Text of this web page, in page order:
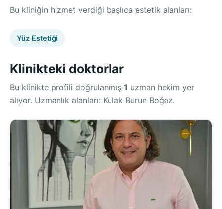
Bu kliniğin hizmet verdiği başlıca estetik alanları:
Yüz Estetiği
Klinikteki doktorlar
Bu klinikte profili doğrulanmış 1 uzman hekim yer
alıyor. Uzmanlık alanları: Kulak Burun Boğaz.